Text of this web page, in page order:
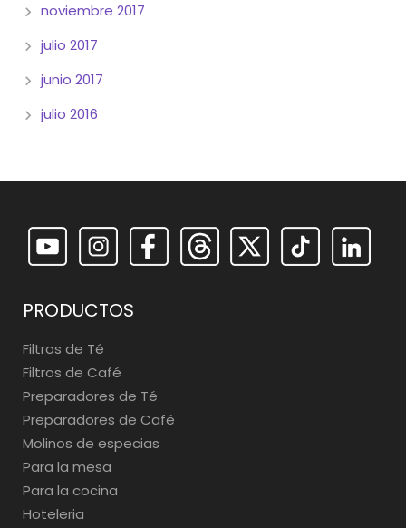
noviembre 2017
julio 2017
junio 2017
julio 2016
PRODUCTOS
Filtros de Té
Filtros de Café
Preparadores de Té
Preparadores de Café
Molinos de especias
Para la mesa
Para la cocina
Hoteleria